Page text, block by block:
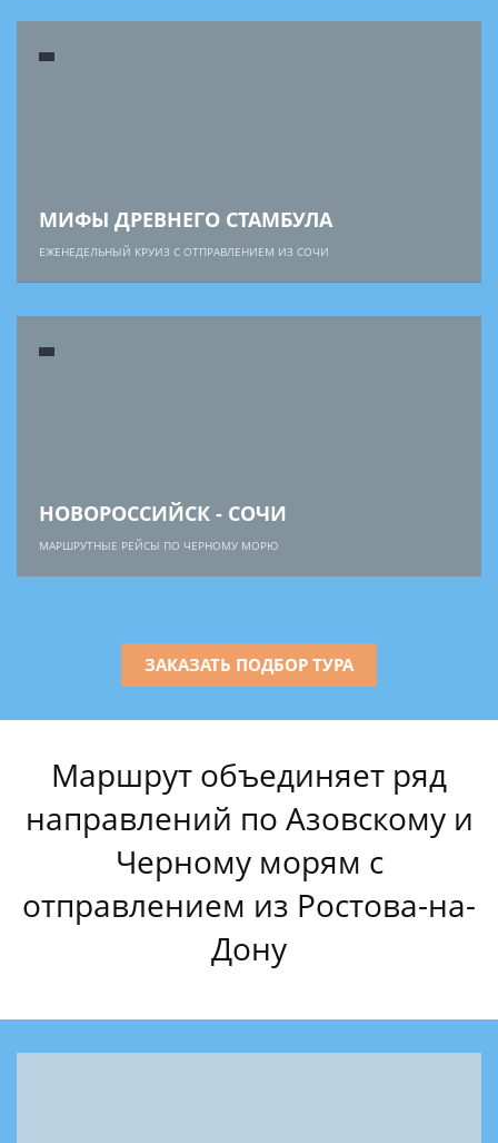
МИФЫ ДРЕВНЕГО СТАМБУЛА
ЕЖЕНЕДЕЛЬНЫЙ КРУИЗ С ОТПРАВЛЕНИЕМ ИЗ СОЧИ
НОВОРОССИЙСК - СОЧИ
МАРШРУТНЫЕ РЕЙСЫ ПО ЧЕРНОМУ МОРЮ
ЗАКАЗАТЬ ПОДБОР ТУРА
Маршрут объединяет ряд
направлений по Азовскому и
Черному морям с
отправлением из Ростова-на-
Дону